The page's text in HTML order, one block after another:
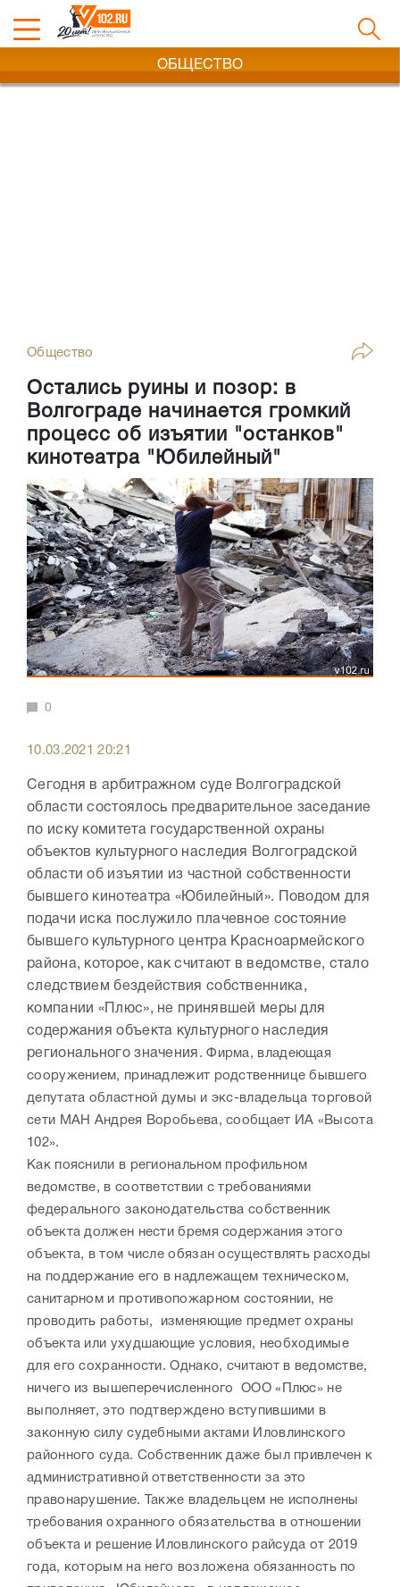
ОБЩЕСТВО
Общество
Остались руины и позор: в
Волгограде начинается громкий
процесс об изъятии "останков"
кинотеатра "Юбилейный"
0
10.03.2021 20:21
Сегодня в арбитражном суде Волгоградской
области состоялось предварительное заседание
по иску комитета государственной охраны
объектов культурного наследия Волгоградской
области об изъятии из частной собственности
бывшего кинотеатра «Юбилейный». Поводом для
подачи иска послужило плачевное состояние
бывшего культурного центра Красноармейского
района, которое, как считают в ведомстве, стало
следствием бездействия собственника,
компании «Плюс», не принявшей меры для
содержания объекта культурного наследия
регионального значения.Фирма, владеющая
сооружением, принадлежит родственнице бывшего
депутата областной думы и экс-владельца торговой
сети МАН Андрея Воробьева, сообщает ИА «Высота
102».
Как пояснили в региональном профильном
ведомстве, в соответствии с требованиями
федерального законодательства собственник
объекта должен нести бремя содержания этого
объекта, в том числе обязан осуществлять расходы
на поддержание его в надлежащем техническом,
санитарном и противопожарном состоянии, не
проводить работы, изменяющие предмет охраны
объекта или ухудшающие условия, необходимые
для его сохранности. Однако, считают в ведомстве,
ничего из вышеперечисленного ООО «Плюс» не
выполняет, это подтверждено вступившими в
законную силу судебными актами Иловлинского
районного суда. Собственник даже был привлечен к
административной ответственности за это
правонарушение. Также владельцем не исполнены
требования охранного обязательства в отношении
объекта и решение Иловлинского райсуда от 2019
года, которым на него возложена обязанность по